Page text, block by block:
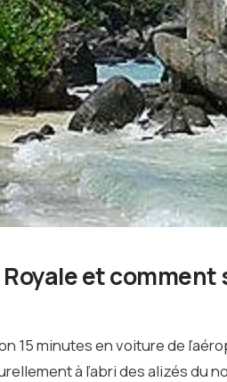
et comment
15 minutes en voiture de
à l’abri des alizés